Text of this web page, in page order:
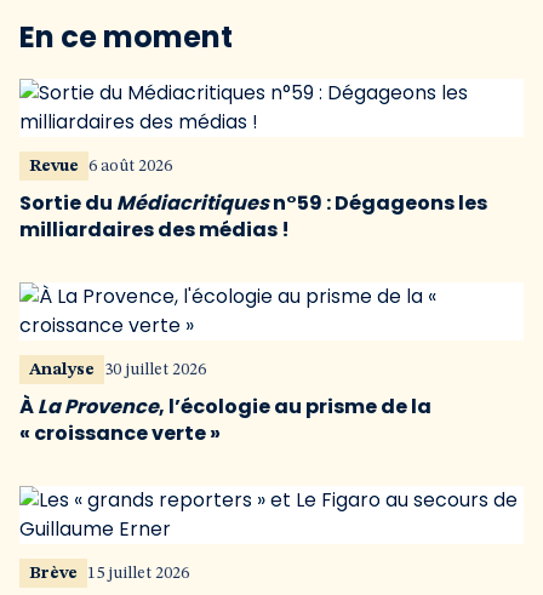
En ce moment
Revue 6 août 2026
Sortie du Médiacritiquesn°59 : Dégageons les
milliardaires des médias !
Analyse 30 juillet 2026
ÀLa Provence, l’écologie au prisme de la
« croissance verte »
Brève 15 juillet 2026